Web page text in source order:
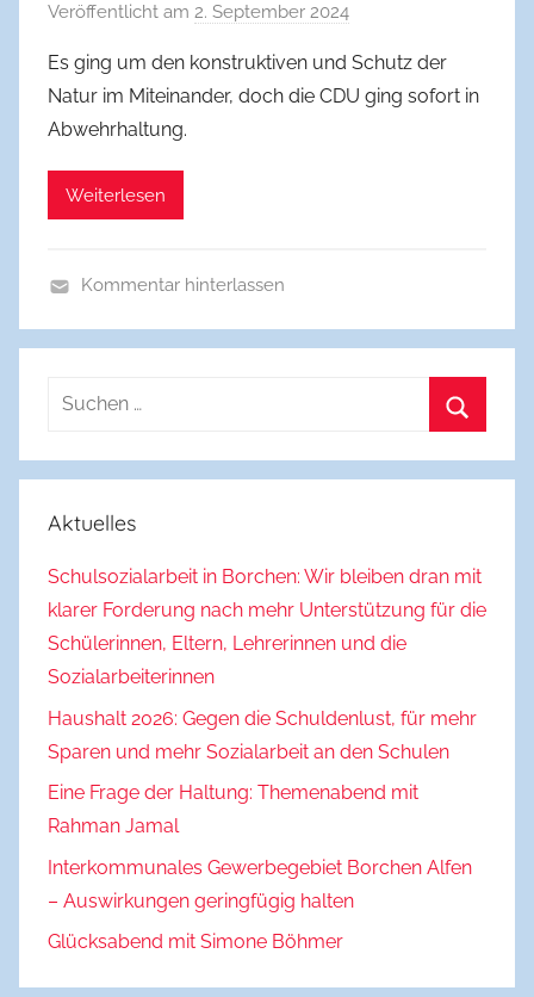
Veröffentlicht am 2. September 2024
n
f
Es ging um den konstruktiven und Schutz der
Natur im Miteinander, doch die CDU ging sofort in
Abwehrhaltung.
Weiterlesen
l
i
n
Kommentar hinterlassen
Suchen
Aktuelles
Schulsozialarbeit in Borchen: Wir bleiben dran mit
klarer Forderung nach mehr Unterstützung für die
Schülerinnen, Eltern, Lehrerinnen und die
Sozialarbeiterinnen
Haushalt 2026: Gegen die Schuldenlust, für mehr
Sparen und mehr Sozialarbeit an den Schulen
Eine Frage der Haltung: Themenabend mit
Rahman Jamal
Interkommunales Gewerbegebiet Borchen Alfen
– Auswirkungen geringfügig halten
Glücksabend mit Simone Böhmer